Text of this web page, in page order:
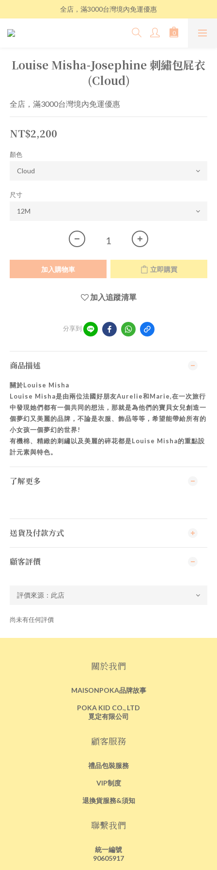
全店，滿3000台灣境內免運優惠
Louise Misha-Josephine 刺繡包屁衣
(Cloud)
全店，滿3000台灣境內免運優惠
NT$2,200
顏色
尺寸
加入購物車 立即購買
加入追蹤清單
分享到
商品描述
關於Louise Misha
Louise Misha是由兩位法國好朋友Aurelie和 Marie,在一次旅行
中發現她們都有一個共同的想法，那就是為他們的寶貝女兒創造一
個夢幻又美麗的品牌，不論是衣服、飾品等等，希望能帶給所有的
小女孩一個夢幻的世界!
有機棉、精緻的刺繡以及美麗的碎花都是Louise Misha的重點設
計元素與特色。
了解更多
送貨及付款方式
顧客評價
尚未有任何評價
關於我們
MAISONPOKA品牌故事
POKA KID CO., LTD
覓定有限公司
顧客服務
禮品包裝服務
VIP制度
退換貨服務&須知
聯繫我們
統一編號
90605917